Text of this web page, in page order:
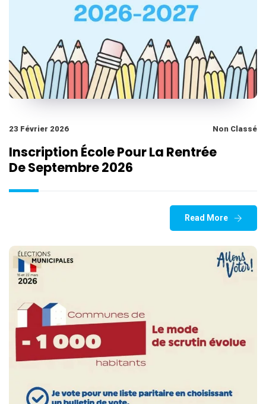
23 Février 2026 Non Classé
Inscription École Pour La Rentrée
De Septembre 2026
Read More